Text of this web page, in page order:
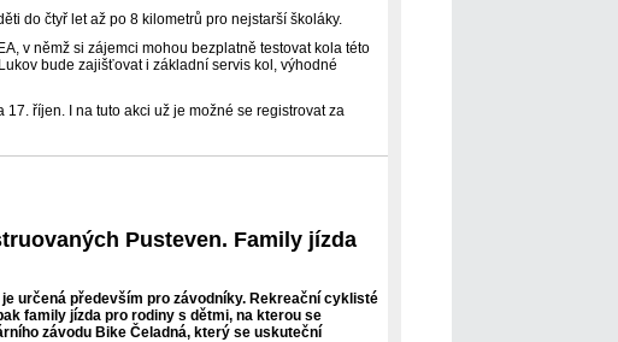
do čtyř let až po 8 kilometrů pro nejstarší školáky.
v němž si zájemci mohou bezplatně testovat kola této
bude zajišťovat i základní servis kol, výhodné
říjen. I na tuto akci už je možné se registrovat za
Pusteven. Family jízda
určená především pro závodníky. Rekreační cyklisté
family jízda pro rodiny s dětmi, na kterou se
závodu Bike Čeladná, který se uskuteční